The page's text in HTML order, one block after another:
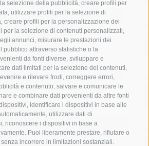
selezione della pubblicità, creare profili per
utilizzare profili per la selezione di
creare profili per la personalizzazione dei
per la selezione di contenuti personalizzati,
annunci, misurare le prestazioni dei
pubblico attraverso statistiche o la
da fonti diverse, sviluppare e
dati limitati per la selezione dei contenuti,
e rilevare frodi, correggere errori,
e contenuto, salvare e comunicare le
e combinare dati provenienti da altre fonti
identificare i dispositivi in base alle
utilizzare dati di
riconoscere i dispositivi in base a
Puoi liberamente prestare, rifiutare o
incorrere in limitazioni sostanziali.
di porto capri
carabinieri
circumvesuviana
concerto
contagi
covid-19 eav
elezioni
gori guardia costiera
incidente
mare
massa lubrense
napoli
ordinanza
piano di sorrento
polizia municipale
Campania
sant'agnello